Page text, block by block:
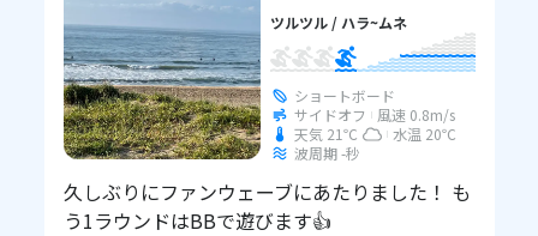
ツルツル/ ハラ~ムネ
ショートボード
サイドオフ
風速 0.8m/s
天気 21℃
水温 20℃
波周期 -秒
久しぶりにファンウェーブにあたりました！ も
う1ラウンドはBBで遊びます👍